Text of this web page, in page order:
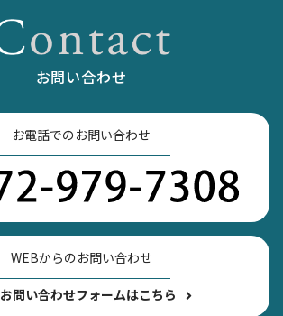
お問い合わせ
お電話でのお問い合わせ
WEBからのお問い合わせ
お問い合わせフォームはこちら